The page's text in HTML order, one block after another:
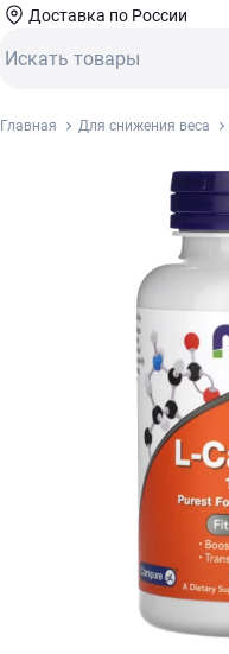
Доставка по России
Главная Для снижения веса